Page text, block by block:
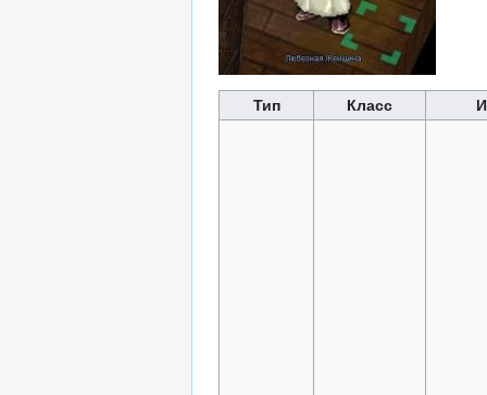
Тип Класс